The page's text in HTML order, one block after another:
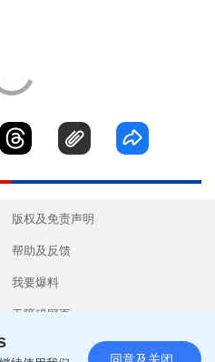
版权及免责声明
帮助及反馈
我要爆料
无障碍网页
同意及关闭